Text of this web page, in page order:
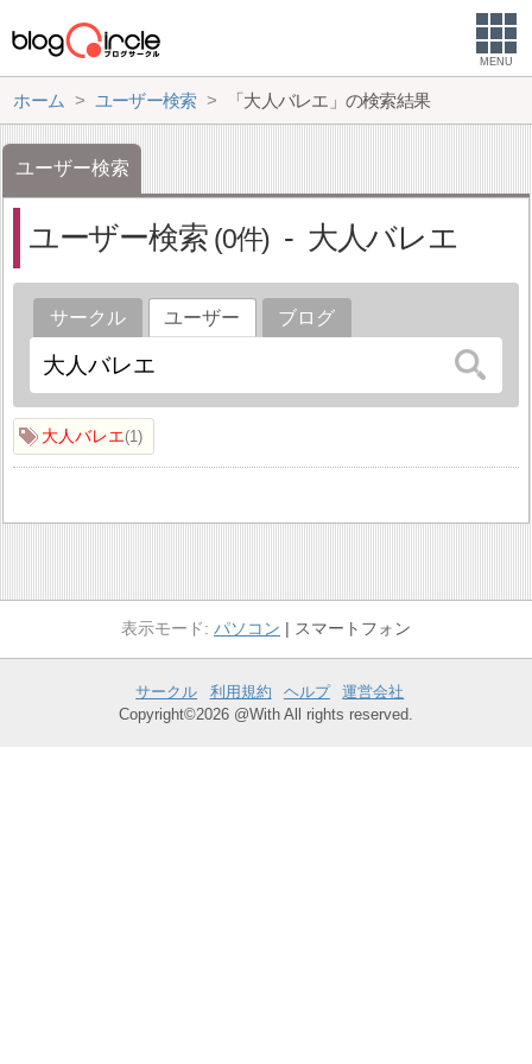
MENU
ホーム ユーザー検索 「大人バレエ」の検索結果
ユーザー検索
ユーザー検索 0 大人バレエ
サークル ユーザー ブログ
大人バレエ 1
パソコン スマートフォン
サークル 利用規約 ヘルプ
運営会社
Copyright©2026 @With All rights reserved.